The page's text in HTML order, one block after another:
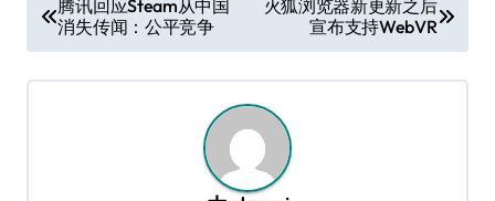
章
导
腾讯回应Steam从中国
消失传闻：公平竞争
火狐浏览器新更新之后
宣布支持WebVR